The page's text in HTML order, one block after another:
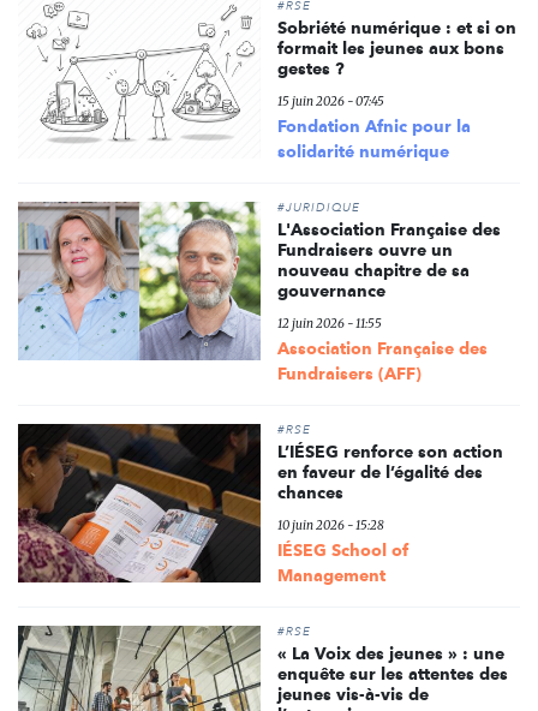
#RSE
Sobriété numérique : et si on
formait les jeunes aux bons
gestes ?
15 juin 2026 - 07:45
Fondation Afnic pour la
solidarité numérique
#JURIDIQUE
L'Association Française des
Fundraisers ouvre un
nouveau chapitre de sa
gouvernance
12 juin 2026 - 11:55
Association Française des
Fundraisers (AFF)
#RSE
L’IÉSEG renforce son action
en faveur de l’égalité des
chances
10 juin 2026 - 15:28
IÉSEG School of
Management
#RSE
« La Voix des jeunes » : une
enquête sur les attentes des
jeunes vis-à-vis de